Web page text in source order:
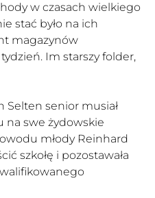
w czasach wielkiego
stać było na ich
magazynów
Im starszy folder,
Selten senior musiał
na swe żydowskie
młody Reinhard
szkołę i pozostawała